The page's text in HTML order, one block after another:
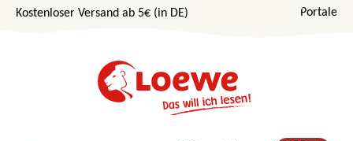
Zum Hauptinhalt springen
Kostenloser Versand ab 5€ (in DE) Portale